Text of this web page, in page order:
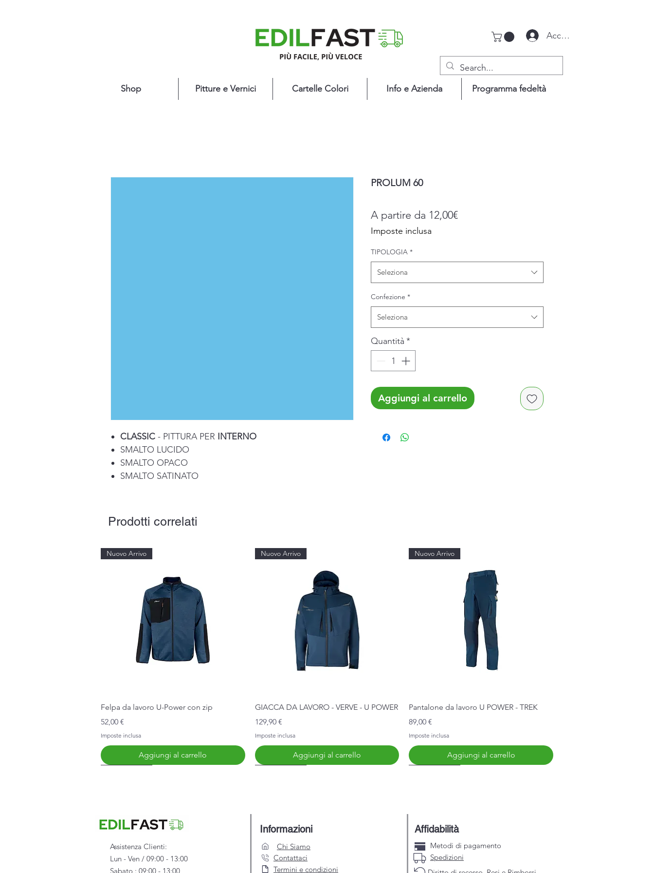
Accedi
Shop Pitture e Vernici Cartelle Colori Info e Azienda Programma fedeltà
CLASSIC - PITTURA PER INTERNO
SMALTO LUCIDO
SMALTO OPACO
SMALTO SATINATO
PROLUM 60
A partire da 12,00€Prezzo
Imposte inclusa
TIPOLOGIA *
Seleziona
Confezione *
Seleziona
Quantità *
Aggiungi al carrello
Prodotti correlati
Vista rapida
Nuovo Arrivo
Felpa da lavoro U-Power con zip
Prezzo
52,00 €
Imposte inclusa
Aggiungi al carrello
Vista rapida
Nuovo Arrivo
GIACCA DA LAVORO - VERVE - U POWER
Prezzo
129,90 €
Imposte inclusa
Aggiungi al carrello
Vista rapida
Nuovo Arrivo
Pantalone da lavoro U POWER - TREK
Prezzo
89,00 €
Imposte inclusa
Aggiungi al carrello
Assistenza Clienti:
Lun - Ven / 09:00 - 13:00
Sabato : 09:00 - 13:00
Informazioni
Chi Siamo
Contattaci
Termini e condizioni
Affidabilità
Metodi di pagamento
Spedizioni